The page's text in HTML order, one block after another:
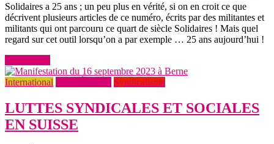
Solidaires a 25 ans ; un peu plus en vérité, si on en croit ce que
décrivent plusieurs articles de ce numéro, écrits par des militantes et
militants qui ont parcouru ce quart de siècle Solidaires ! Mais quel
regard sur cet outil lorsqu’on a par exemple … 25 ans aujourd’hui !
International Syndicalisme
LUTTES SYNDICALES ET SOCIALES
EN SUISSE